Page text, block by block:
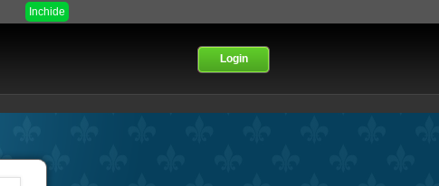
Inchide
Login